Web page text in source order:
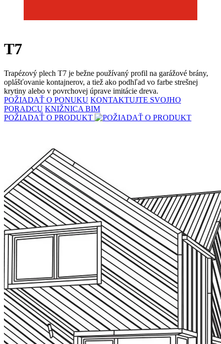
T7
Trapézový plech T7 je bežne používaný profil na garážové brány,
oplášťovanie kontajnerov, a tiež ako podhľad vo farbe strešnej
krytiny alebo v povrchovej úprave imitácie dreva.
POŽIADAŤ O PONUKU KONTAKTUJTE SVOJHO
PORADCU KNIŽNICA BIM
POŽIADAŤ O PRODUKT